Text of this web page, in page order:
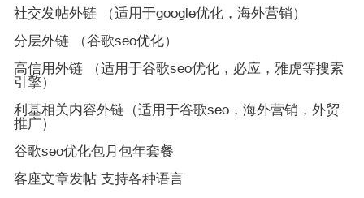
社交发帖外链 （适用于google优化，海外营销）
分层外链 （谷歌seo优化）
高信用外链 （适用于谷歌seo优化，必应，雅虎等搜索
引擎）
利基相关内容外链（适用于谷歌seo，海外营销，外贸
推广）
谷歌seo优化包月包年套餐
客座文章发帖 支持各种语言